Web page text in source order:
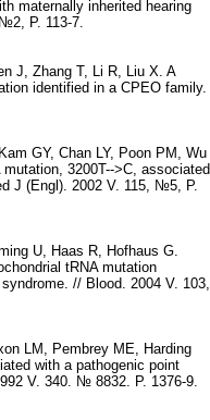
maternally inherited hearing
P. 113-7.
J, Zhang T, Li R, Liu X. A
identified in a CPEO family.
GY, Chan LY, Poon PM, Wu
3200T-->C, associated
J (Engl). 2002 V. 115, №5, P.
U, Haas R, Hofhaus G.
tRNA mutation
// Blood. 2004 V. 103,
LM, Pembrey ME, Harding
with a pathogenic point
V. 340. № 8832. P. 1376-9.